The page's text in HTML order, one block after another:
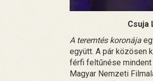
Csuja
A teremtés koronája
együtt. A pár közösen
férfi feltűnése
Magyar Nemzeti